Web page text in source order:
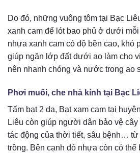
Do đó, những vuông tôm tại Bạc
xanh cam để lót bao phủ ở dưới
nhựa xanh cam có độ bền cao, khó
giúp ngăn lớp đất dưới ao làm cho
nên nhanh chóng và nước trong ao
Phơi muối, che nhà kính tại Bạc
Tấm bạt 2 da, Bạt xam cam tại
Liêu còn giúp người dân bảo vệ cây
tác động của thời tiết, sâu bệnh… từ
trồng. Bên cạnh đó nhựa còn có thể